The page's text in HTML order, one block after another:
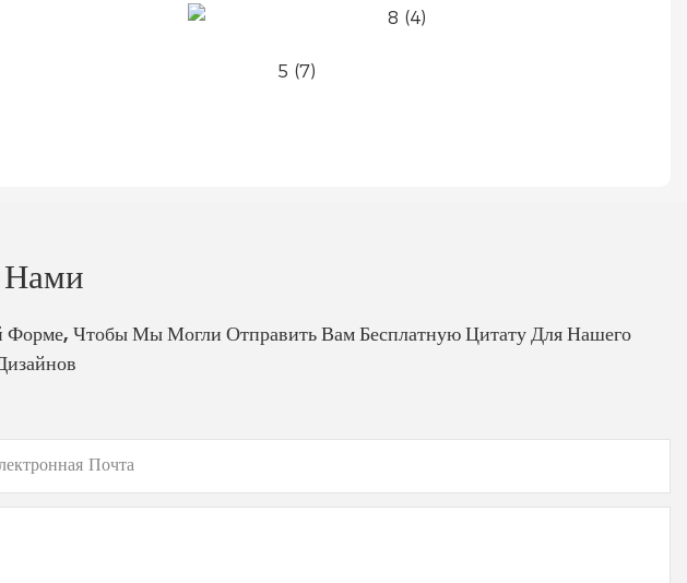
Нами
Чтобы Мы Могли Отправить Вам Бесплатную Цитату Для Нашего
Почта